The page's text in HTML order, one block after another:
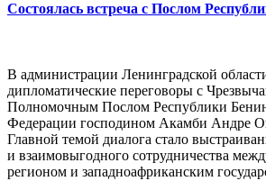
Состоялась встреча с Послом
В администрации Ленинградской
дипломатические переговоры с
Полномочным Послом Республики
Федерации господином Акамби Андре
Главной темой диалога стало
и взаимовыгодного сотрудничества
регионом и западноафриканским